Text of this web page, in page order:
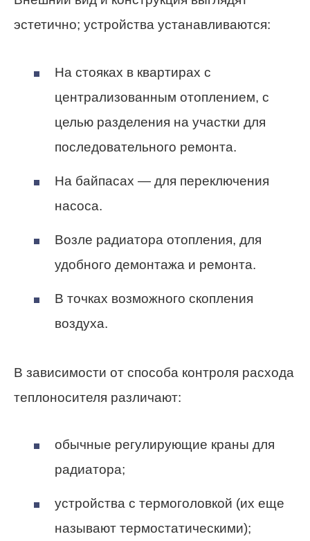
эстетично; устройства устанавливаются:
На стояках в квартирах с
централизованным отоплением, с
целью разделения на участки для
последовательного ремонта.
На байпасах — для переключения
насоса.
Возле радиатора отопления, для
удобного демонтажа и ремонта.
В точках возможного скопления
воздуха.
В зависимости от способа контроля расхода
теплоносителя различают:
обычные регулирующие краны для
радиатора;
устройства с термоголовкой (их еще
называют термостатическими);